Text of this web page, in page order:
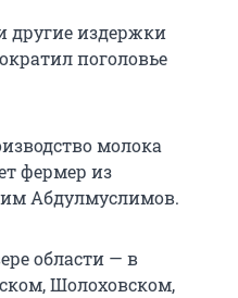
другие издержки
поголовье
молока
фермер из
Абдулмуслимов.
области — в
Шолоховском,